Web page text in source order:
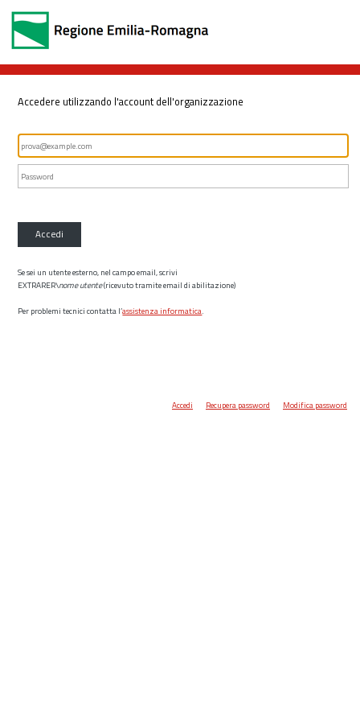
Accedere utilizzando l'account dell'organizzazione
Accedi
Se sei un utente esterno, nel campo email, scrivi
EXTRARER\nome utente(ricevuto tramite email di abilitazione)
Per problemi tecnici contatta l’assistenza informatica.
Accedi Recupera password Modifica password